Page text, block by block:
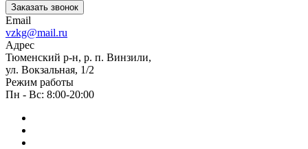
Заказать звонок
Email
vzkg@mail.ru
Адрес
Тюменский р-н, р. п. Винзили,
ул. Вокзальная, 1/2
Режим работы
Пн - Вс: 8:00-20:00